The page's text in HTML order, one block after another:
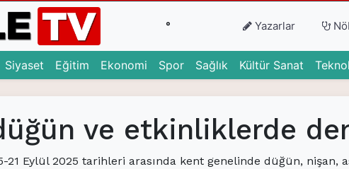
° Yazarlar
(current)
Siyaset (current)
Eğitim (current)
Ekonomi (current)
Spor(current)
Sağlık (current)
Kültür Sanat (current)
düğün ve etkinliklerde
21 Eylül 2025 tarihleri arasında kent genelinde düğün,